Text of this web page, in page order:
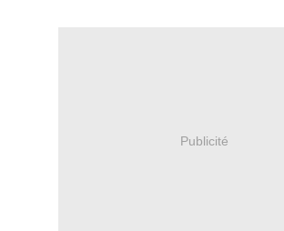
Publicité